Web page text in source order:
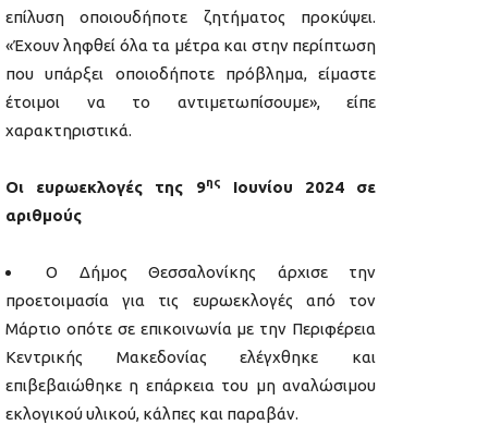
επίλυση οποιουδήποτε ζητήματος προκύψει.
«Έχουν ληφθεί όλα τα μέτρα και στην περίπτωση
που υπάρξει οποιοδήποτε πρόβλημα, είμαστε
έτοιμοι να το αντιμετωπίσουμε», είπε
χαρακτηριστικά.
Οι ευρωεκλογές της 9ης
Ιουνίου 2024 σε
αριθμούς
Ο Δήμος Θεσσαλονίκης άρχισε την
προετοιμασία για τις ευρωεκλογές από τον
Μάρτιο οπότε σε επικοινωνία με την Περιφέρεια
Κεντρικής Μακεδονίας ελέγχθηκε και
επιβεβαιώθηκε η επάρκεια του μη αναλώσιμου
εκλογικού υλικού, κάλπες και παραβάν.